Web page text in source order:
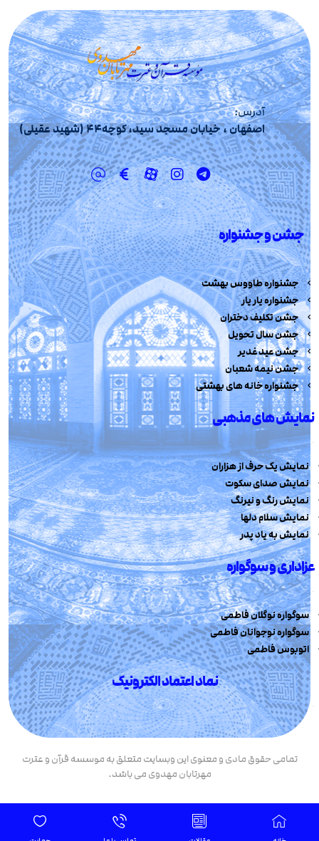
آدرس:
اصفهان ، خیابان مسجد سید، کوچه44 (شهید عقیلی)
جشن و جشنواره
جشنواره طاووس بهشت
جشنواره یار یار
جشن تکلیف دختران
جشن سال تحویل
جشن عید غدیر
جشن نیمه شعبان
جشنواره خانه های بهشتی
نمایش های مذهبی
نمایش یک حرف از هزاران
نمایش صدای سکوت
نمایش رنگ و نیرنگ
نمایش سلام دلها
نمایش به یاد پدر
عزاداری و سوگواره
سوگواره نوگلان فاطمی
سوگواره نوجوانان فاطمی
اتوبوس فاطمی
نماد اعتماد الکترونیک
تمامی حقوق مادی و معنوی این وبسایت متعلق به موسسه قرآن و عترت
مهرتابان مهدوی می باشد.